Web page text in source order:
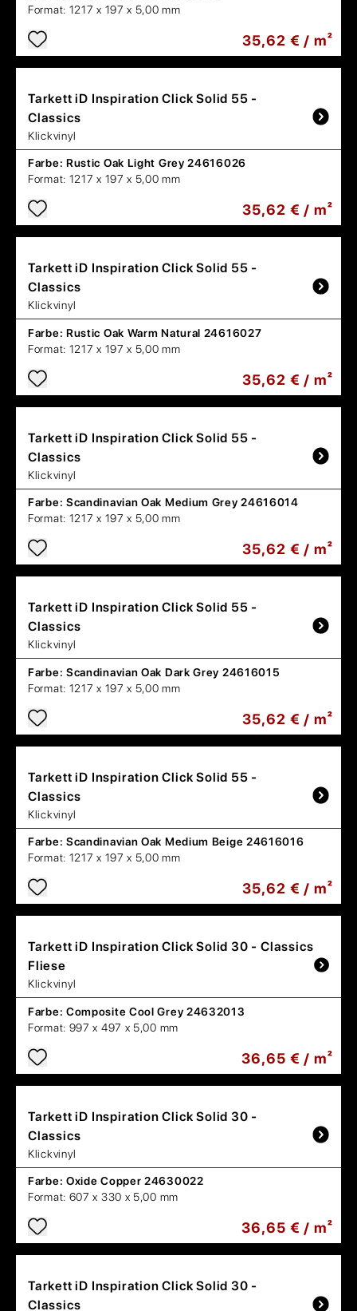
Format: 1217 x 197 x 5,00 mm
35,62 € / m²
Tarkett iD Inspiration Click Solid 55 -
Classics
Klickvinyl
Farbe: Rustic Oak Light Grey 24616026
Format: 1217 x 197 x 5,00 mm
35,62 € / m²
Tarkett iD Inspiration Click Solid 55 -
Classics
Klickvinyl
Farbe: Rustic Oak Warm Natural 24616027
Format: 1217 x 197 x 5,00 mm
35,62 € / m²
Tarkett iD Inspiration Click Solid 55 -
Classics
Klickvinyl
Farbe: Scandinavian Oak Medium Grey 24616014
Format: 1217 x 197 x 5,00 mm
35,62 € / m²
Tarkett iD Inspiration Click Solid 55 -
Classics
Klickvinyl
Farbe: Scandinavian Oak Dark Grey 24616015
Format: 1217 x 197 x 5,00 mm
35,62 € / m²
Tarkett iD Inspiration Click Solid 55 -
Classics
Klickvinyl
Farbe: Scandinavian Oak Medium Beige 24616016
Format: 1217 x 197 x 5,00 mm
35,62 € / m²
Tarkett iD Inspiration Click Solid 30 - Classics
Fliese
Klickvinyl
Farbe: Composite Cool Grey 24632013
Format: 997 x 497 x 5,00 mm
36,65 € / m²
Tarkett iD Inspiration Click Solid 30 -
Classics
Klickvinyl
Farbe: Oxide Copper 24630022
Format: 607 x 330 x 5,00 mm
36,65 € / m²
Tarkett iD Inspiration Click Solid 30 -
Classics